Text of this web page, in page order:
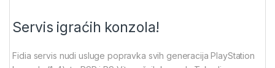
Servis igraćih konzola!
Fidia servis nudi usluge popravka svih generacija PlayStation